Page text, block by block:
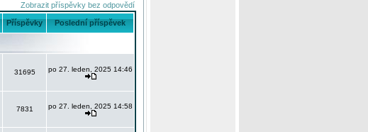
Zobrazit příspěvky bez odpovědí
Příspěvky Poslední příspěvek
31695 po 27. leden, 2025 14:46
7831 po 27. leden, 2025 14:58